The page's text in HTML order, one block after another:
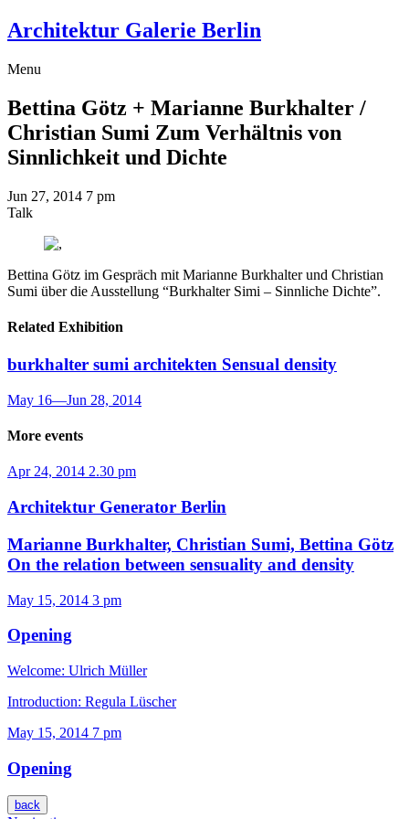
Architektur Galerie Berlin
Menu
Bettina Götz + Marianne Burkhalter /
Christian Sumi Zum Verhältnis von
Sinnlichkeit und Dichte
Jun 27, 2014 7 pm
Talk
Bettina Götz im Gespräch mit Marianne Burkhalter und Christian
Sumi über die Ausstellung “Burkhalter Simi – Sinnliche Dichte”.
Related Exhibition
burkhalter sumi architekten Sensual density
May 16—Jun 28, 2014
More events
Apr 24, 2014 2.30 pm
Architektur Generator Berlin
Marianne Burkhalter, Christian Sumi, Bettina Götz
On the relation between sensuality and density
May 15, 2014 3 pm
Opening
Welcome: Ulrich Müller
Introduction: Regula Lüscher
May 15, 2014 7 pm
Opening
back